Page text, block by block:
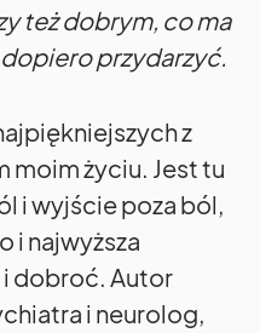
też dobrym, co ma
przydarzyć.
z
moim życiu. Jest tu
i wyjście poza ból,
i najwyższa
i dobroć. Autor
i neurolog,